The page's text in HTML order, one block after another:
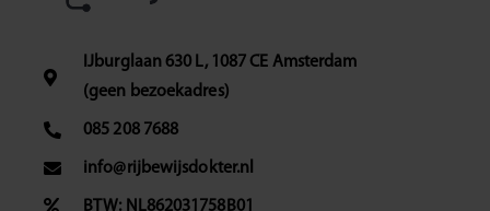
IJburglaan 630 L, 1087 CE Amsterdam
(geen bezoekadres)
085 208 7688
info@rijbewijsdokter.nl
BTW: NL862031758B01